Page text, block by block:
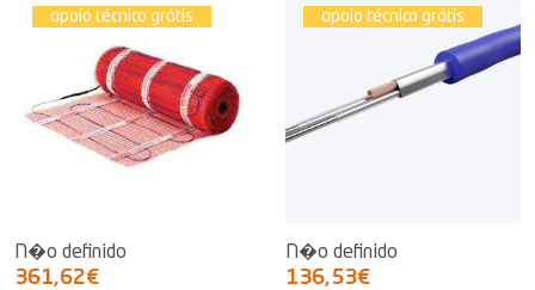
apoio técnico grátis
N�o definido
361,62€
apoio técnico grátis
N�o definido
136,53€